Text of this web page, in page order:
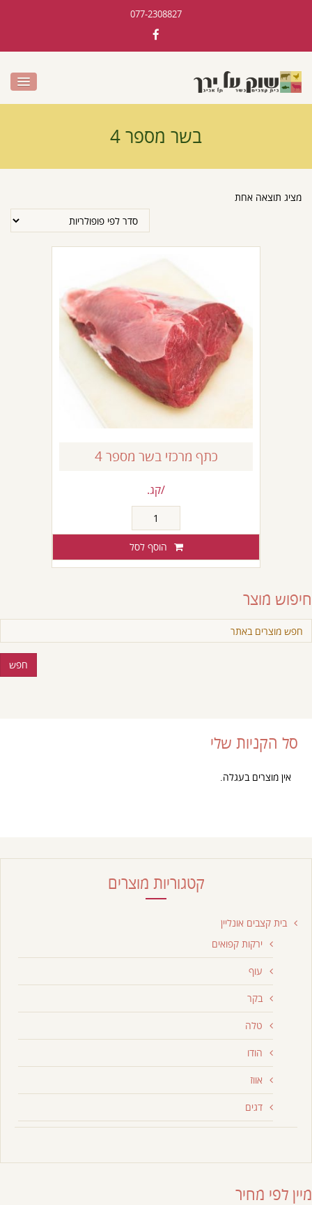
077-2308827
בשר מספר 4
מציג תוצאה אחת
כתף מרכזי בשר מספר 4
/קג.
של
כתף
מרכזי
הוסף לסל
חיפוש מוצר
סל הקניות שלי
אין מוצרים בעגלה.
קטגוריות מוצרים
בית קצבים אונליין
ירקות קפואים
עוף
בקר
טלה
הודו
אווז
דגים
מיין לפי מחיר